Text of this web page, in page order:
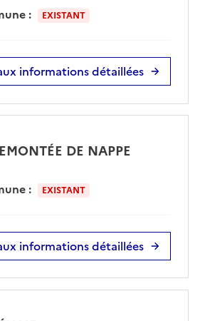
: EXISTANT
informations détaillées
DE NAPPE
: EXISTANT
informations détaillées